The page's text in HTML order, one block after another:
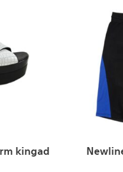
kingad